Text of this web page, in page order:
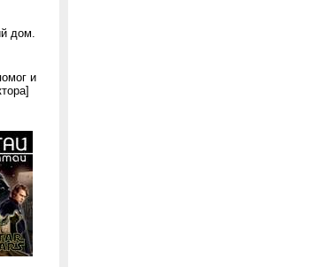
дом.
и